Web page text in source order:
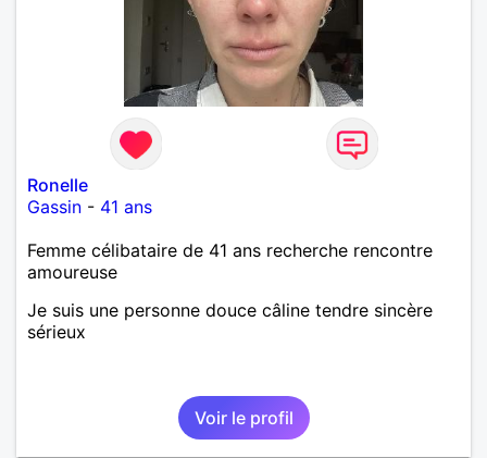
Ronelle
Gassin - 41 ans
Femme célibataire de 41 ans recherche rencontre
amoureuse
Je suis une personne douce câline tendre sincère
sérieux
Voir le profil